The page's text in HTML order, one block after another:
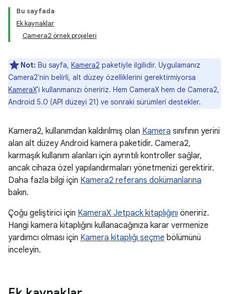
Bu sayfada
Ek kaynaklar
Camera2 örnek projeleri
Not: Bu sayfa, Kamera2 paketiyle ilgilidir. Uygulamanız
Camera2'nin belirli, alt düzey özelliklerini gerektirmiyorsa
KameraX'i kullanmanızı öneririz. Hem CameraX hem de Camera2,
Android 5.0 (API düzeyi 21) ve sonraki sürümleri destekler.
Kamera2, kullanımdan kaldırılmış olan Kamera sınıfının yerini
alan alt düzey Android kamera paketidir. Camera2,
karmaşık kullanım alanları için ayrıntılı kontroller sağlar,
ancak cihaza özel yapılandırmaları yönetmenizi gerektirir.
Daha fazla bilgi için Kamera2 referans dokümanlarına
bakın.
Çoğu geliştirici için KameraX Jetpack kitaplığını öneririz.
Hangi kamera kitaplığını kullanacağınıza karar vermenize
yardımcı olması için Kamera kitaplığı seçme bölümünü
inceleyin.